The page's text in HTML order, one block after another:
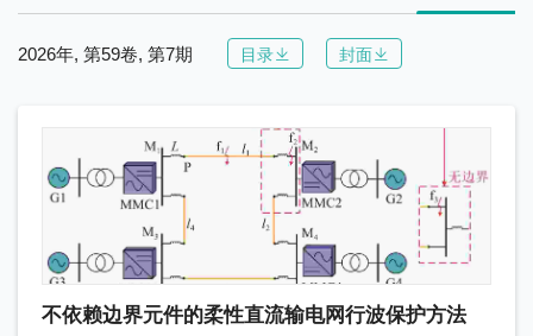
2026年, 第59卷, 第7期 目录 封面
不依赖边界元件的柔性直流输电网行波保护方法